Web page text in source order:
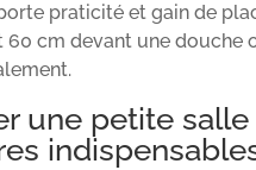
praticité et gain de
60 cm devant une douche
une petite